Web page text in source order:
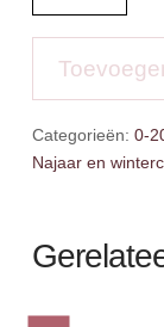
aantal
Categorieën: 0-
Najaar en